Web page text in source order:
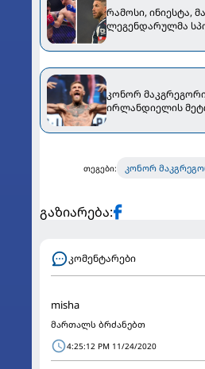
რამოსი, ინიესტა,
ლეგენდარულმა
კონორ მაკგრეგორი
ირლანდიელის
თეგები: კონორ
გაზიარება:
კომენტარები
misha
მართალს ბრძანებთ
4:25:12 PM 11/24/2020